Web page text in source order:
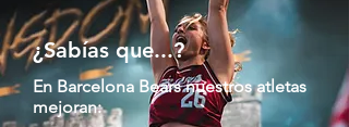
¿Sabías que...?
En Barcelona Bears nuestros atletas
mejoran: